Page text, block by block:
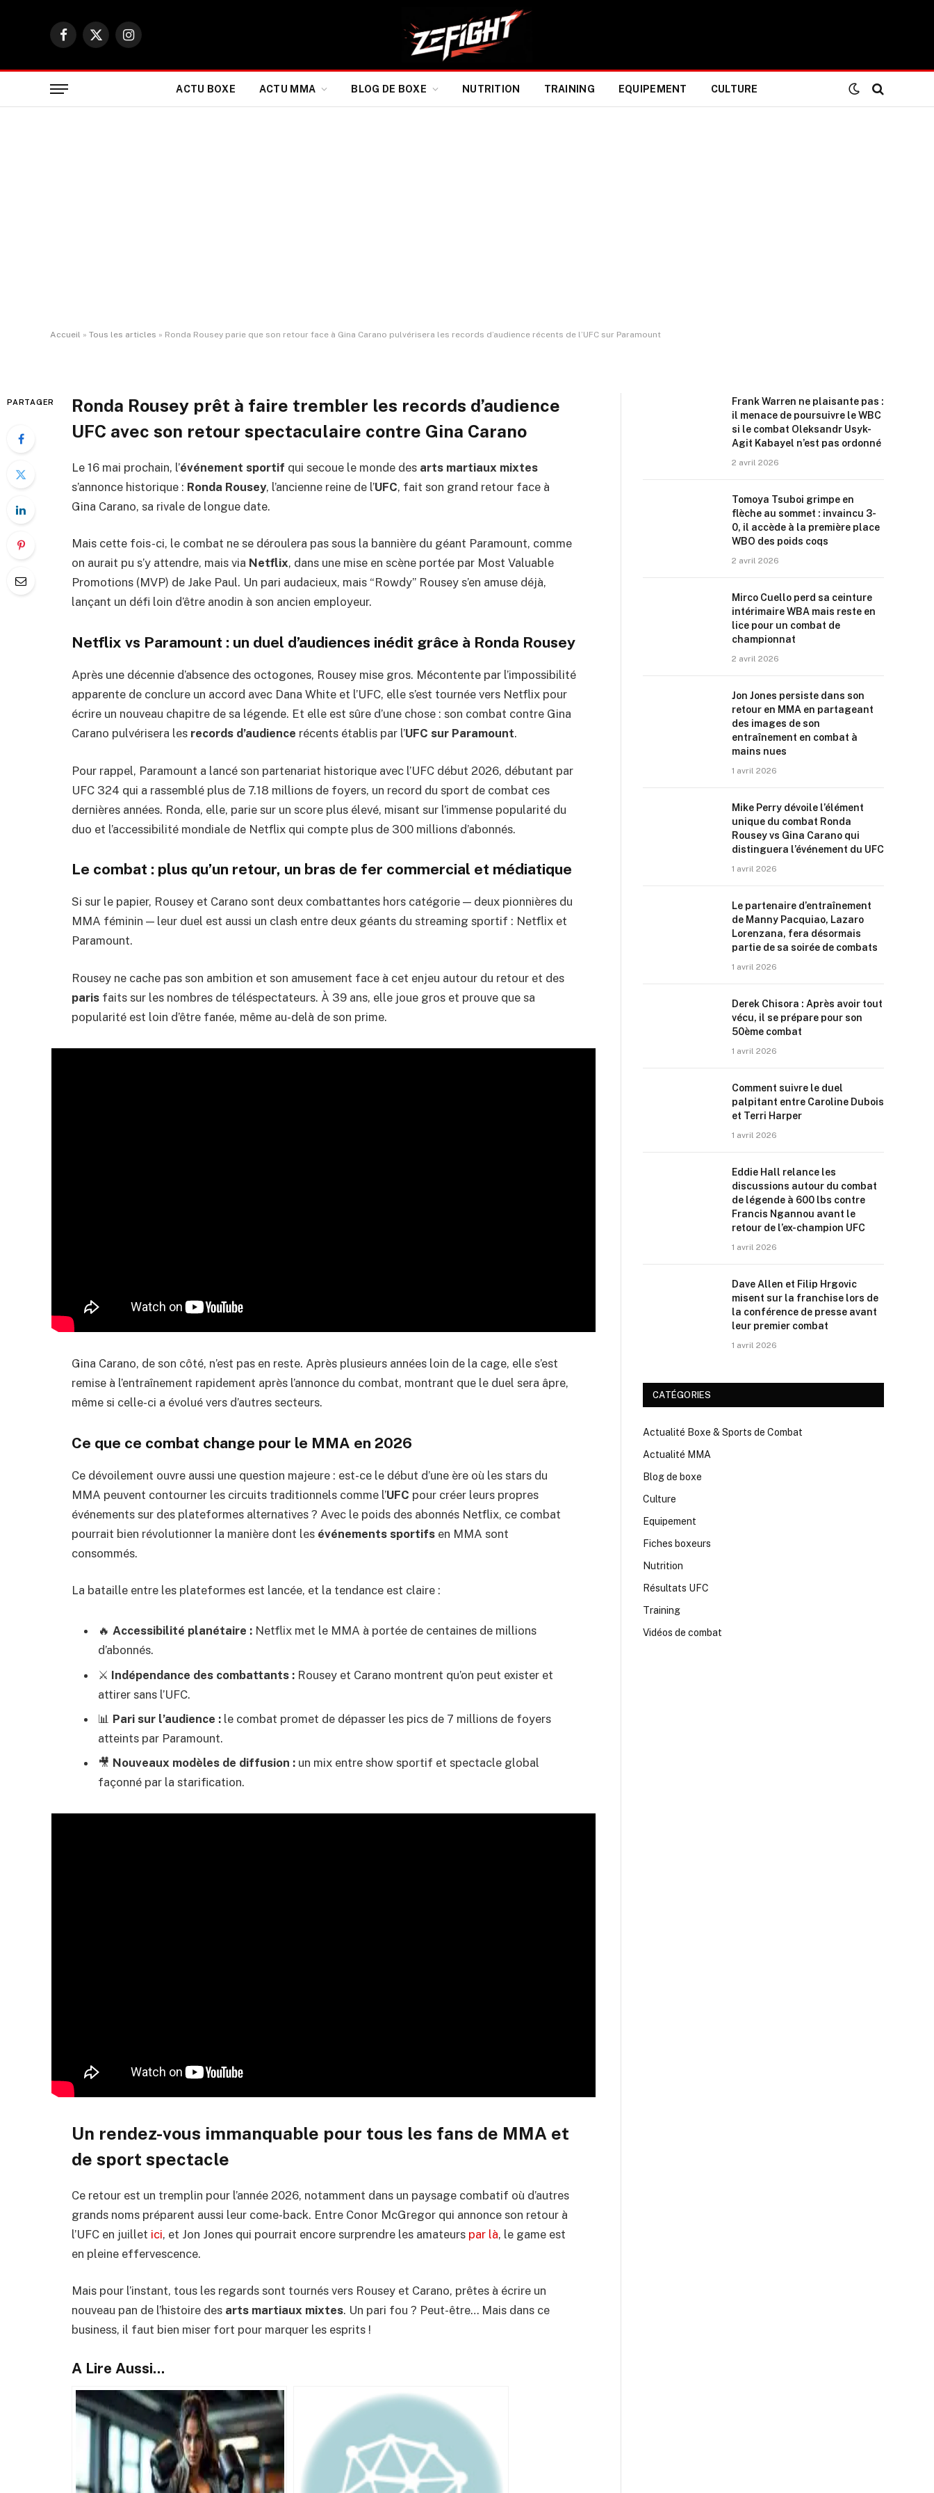
Facebook
X
Instagram
ACTU BOXE ACTU MMA BLOG DE BOXE NUTRITION TRAINING EQUIPEMENT CULTURE
Accueil » Tous les articles » Ronda Rousey parie que son retour face à Gina Carano pulvérisera les records d’audience récents de l’UFC sur Paramount
Par ADIL 2 mars 2026 Aucun commentaire 4 Minutes de Lecture
PARTAGER
Ronda Rousey prêt à faire trembler les records d’audience
UFC avec son retour spectaculaire contre Gina Carano
Le 16 mai prochain, l’événement sportif qui secoue le monde des arts martiaux mixtes
s’annonce historique : Ronda Rousey, l’ancienne reine de l’UFC, fait son grand retour face à
Gina Carano, sa rivale de longue date.
Mais cette fois-ci, le combat ne se déroulera pas sous la bannière du géant Paramount, comme
on aurait pu s’y attendre, mais via Netflix, dans une mise en scène portée par Most Valuable
Promotions (MVP) de Jake Paul. Un pari audacieux, mais “Rowdy” Rousey s’en amuse déjà,
lançant un défi loin d’être anodin à son ancien employeur.
Netflix vs Paramount : un duel d’audiences inédit grâce à Ronda Rousey
Après une décennie d’absence des octogones, Rousey mise gros. Mécontente par l’impossibilité
apparente de conclure un accord avec Dana White et l’UFC, elle s’est tournée vers Netflix pour
écrire un nouveau chapitre de sa légende. Et elle est sûre d’une chose : son combat contre Gina
Carano pulvérisera les records d’audience récents établis par l’UFC sur Paramount.
Pour rappel, Paramount a lancé son partenariat historique avec l’UFC début 2026, débutant par
UFC 324 qui a rassemblé plus de 7.18 millions de foyers, un record du sport de combat ces
dernières années. Ronda, elle, parie sur un score plus élevé, misant sur l’immense popularité du
duo et l’accessibilité mondiale de Netflix qui compte plus de 300 millions d’abonnés.
Le combat : plus qu’un retour, un bras de fer commercial et médiatique
Si sur le papier, Rousey et Carano sont deux combattantes hors catégorie — deux pionnières du
MMA féminin — leur duel est aussi un clash entre deux géants du streaming sportif : Netflix et
Paramount.
Rousey ne cache pas son ambition et son amusement face à cet enjeu autour du retour et des
paris faits sur les nombres de téléspectateurs. À 39 ans, elle joue gros et prouve que sa
popularité est loin d’être fanée, même au-delà de son prime.
Gina Carano, de son côté, n’est pas en reste. Après plusieurs années loin de la cage, elle s’est
remise à l’entraînement rapidement après l’annonce du combat, montrant que le duel sera âpre,
même si celle-ci a évolué vers d’autres secteurs.
Ce que ce combat change pour le MMA en 2026
Ce dévoilement ouvre aussi une question majeure : est-ce le début d’une ère où les stars du
MMA peuvent contourner les circuits traditionnels comme l’UFC pour créer leurs propres
événements sur des plateformes alternatives ? Avec le poids des abonnés Netflix, ce combat
pourrait bien révolutionner la manière dont les événements sportifs en MMA sont
consommés.
La bataille entre les plateformes est lancée, et la tendance est claire :
🔥 Accessibilité planétaire : Netflix met le MMA à portée de centaines de millions
d’abonnés.
⚔️ Indépendance des combattants : Rousey et Carano montrent qu’on peut exister et
attirer sans l’UFC.
📊 Pari sur l’audience : le combat promet de dépasser les pics de 7 millions de foyers
atteints par Paramount.
🎥 Nouveaux modèles de diffusion : un mix entre show sportif et spectacle global
façonné par la starification.
Un rendez-vous immanquable pour tous les fans de MMA et
de sport spectacle
Ce retour est un tremplin pour l’année 2026, notamment dans un paysage combatif où d’autres
grands noms préparent aussi leur come-back. Entre Conor McGregor qui annonce son retour à
l’UFC en juillet ici, et Jon Jones qui pourrait encore surprendre les amateurs par là, le game est
en pleine effervescence.
Mais pour l’instant, tous les regards sont tournés vers Rousey et Carano, prêtes à écrire un
nouveau pan de l’histoire des arts martiaux mixtes. Un pari fou ? Peut-être… Mais dans ce
business, il faut bien miser fort pour marquer les esprits !
A Lire Aussi...
Frank Warren ne plaisante pas :
il menace de poursuivre le WBC
si le combat Oleksandr Usyk-
Agit Kabayel n’est pas ordonné
2 avril 2026
Tomoya Tsuboi grimpe en
flèche au sommet : invaincu 3-
0, il accède à la première place
WBO des poids coqs
2 avril 2026
Mirco Cuello perd sa ceinture
intérimaire WBA mais reste en
lice pour un combat de
championnat
2 avril 2026
Jon Jones persiste dans son
retour en MMA en partageant
des images de son
entraînement en combat à
mains nues
1 avril 2026
Mike Perry dévoile l’élément
unique du combat Ronda
Rousey vs Gina Carano qui
distinguera l’événement du UFC
1 avril 2026
Le partenaire d’entraînement
de Manny Pacquiao, Lazaro
Lorenzana, fera désormais
partie de sa soirée de combats
1 avril 2026
Derek Chisora : Après avoir tout
vécu, il se prépare pour son
50ème combat
1 avril 2026
Comment suivre le duel
palpitant entre Caroline Dubois
et Terri Harper
1 avril 2026
Eddie Hall relance les
discussions autour du combat
de légende à 600 lbs contre
Francis Ngannou avant le
retour de l’ex-champion UFC
1 avril 2026
Dave Allen et Filip Hrgovic
misent sur la franchise lors de
la conférence de presse avant
leur premier combat
1 avril 2026
CATÉGORIES
Actualité Boxe & Sports de Combat
Actualité MMA
Blog de boxe
Culture
Equipement
Fiches boxeurs
Nutrition
Résultats UFC
Training
Vidéos de combat